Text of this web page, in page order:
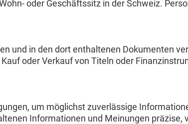
oder Geschäftssitz in der Schweiz.
und in den dort enthaltenen Dokumenten
oder Verkauf von Titeln oder
um möglichst zuverlässige
Informationen und Meinungen präzise,